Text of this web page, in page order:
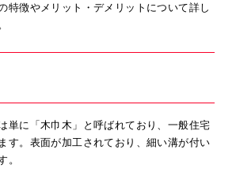
特徴やメリット・デメリットについて詳し
単に「木巾木」と呼ばれており、一般住宅
す。表面が加工されており、細い溝が付い
。